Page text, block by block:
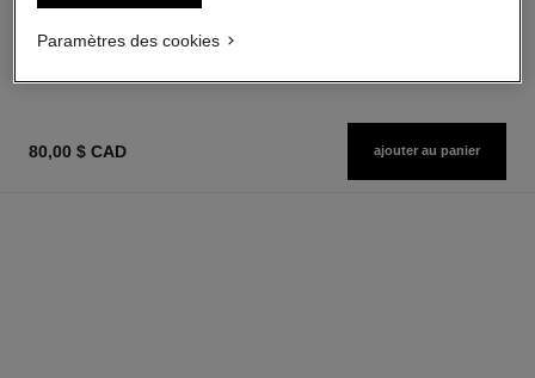
AJOUTER AU PANIER
80,00 $ CAD ajouter au panier
Paramètres des cookies